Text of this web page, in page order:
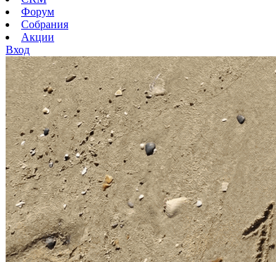
Форум
Собрания
Акции
Вход